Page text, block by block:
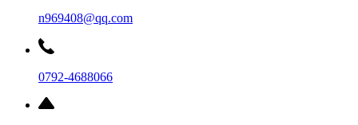
n969408@qq.com
0792-4688066